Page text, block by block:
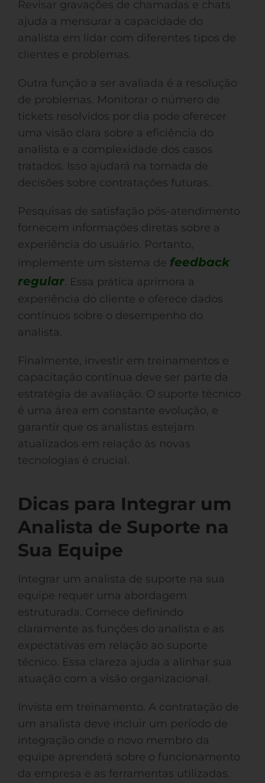
Revisar gravações de chamadas e chats
ajuda a mensurar a capacidade do
analista em lidar com diferentes tipos de
clientes e problemas.
Outra função a ser avaliada é a resolução
de problemas. Monitorar o número de
tickets resolvidos por dia pode oferecer
uma visão clara sobre a eficiência do
analista e a complexidade dos casos
tratados. Isso ajudará na tomada de
decisões sobre contratações futuras.
Pesquisas de satisfação pós-atendimento
fornecem informações diretas sobre a
experiência do usuário. Portanto,
implemente um sistema de feedback
regular. Essa prática aprimora a
experiência do cliente e oferece dados
contínuos sobre o desempenho do
analista.
Finalmente, investir em treinamentos e
capacitação contínua deve ser parte da
estratégia de avaliação. O suporte técnico
é uma área em constante evolução, e
garantir que os analistas estejam
atualizados em relação às novas
tecnologias é crucial.
Dicas para Integrar um
Analista de Suporte na
Sua Equipe
Integrar um analista de suporte na sua
equipe requer uma abordagem
estruturada. Comece definindo
claramente as funções do analista e as
expectativas em relação ao suporte
técnico. Essa clareza ajuda a alinhar sua
atuação com a visão organizacional.
Invista em treinamento. A contratação de
um analista deve incluir um período de
integração onde o novo membro da
equipe aprenderá sobre o funcionamento
da empresa e as ferramentas utilizadas.